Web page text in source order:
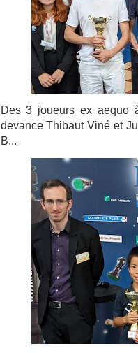
Des 3 joueurs ex aequo
devance Thibaut Viné et
B...